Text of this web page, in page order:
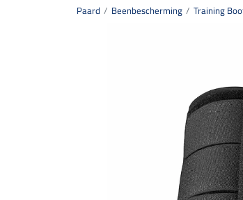
Paard Beenbescherming Training